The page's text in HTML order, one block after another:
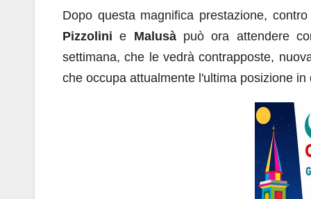
Dopo questa magnifica prestazione,
Pizzolini e Malusàpuò ora attendere
settimana, che le vedrà contrapposte,
che occupa attualmente l'ultima posizione